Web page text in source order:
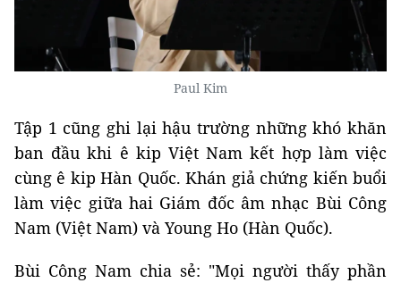
Paul Kim
Tập 1 cũng ghi lại hậu trường những khó khăn
ban đầu khi ê kip Việt Nam kết hợp làm việc
cùng ê kip Hàn Quốc. Khán giả chứng kiến buổi
làm việc giữa hai Giám đốc âm nhạc Bùi Công
Nam (Việt Nam) và Young Ho (Hàn Quốc).
Bùi Công Nam chia sẻ: "Mọi người thấy phần